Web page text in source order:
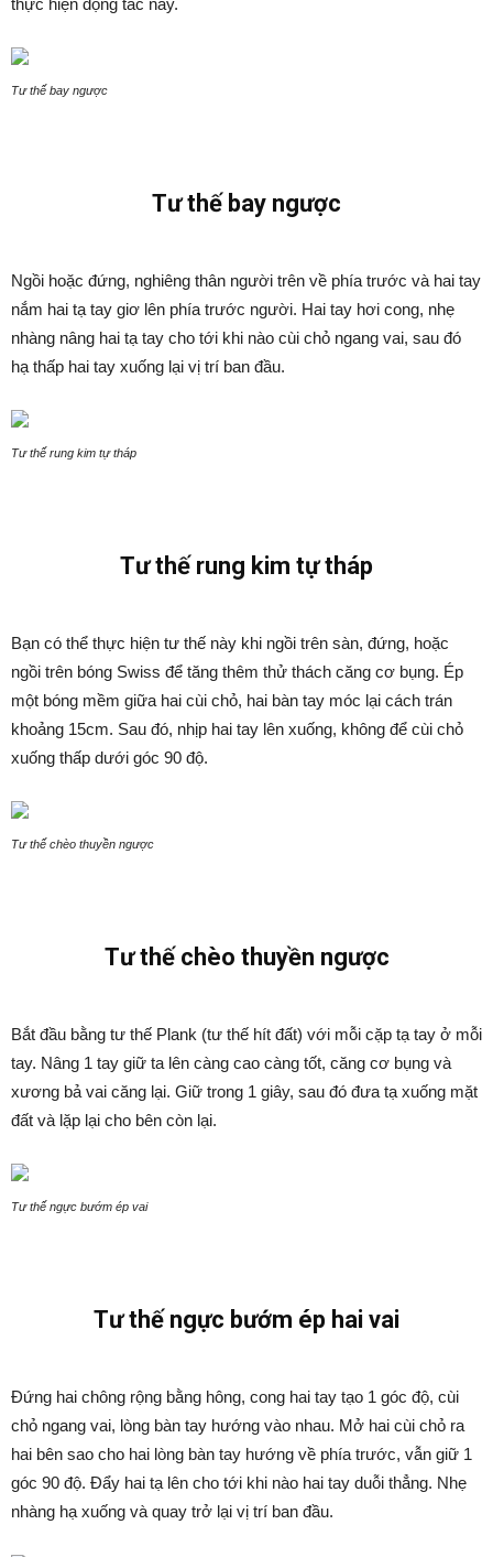
thực hiện động tác này.
Tư thế bay ngược
Tư thế bay ngược
Ngồi hoặc đứng, nghiêng thân người trên về phía trước và hai tay
nắm hai tạ tay giơ lên phía trước người. Hai tay hơi cong, nhẹ
nhàng nâng hai tạ tay cho tới khi nào cùi chỏ ngang vai, sau đó
hạ thấp hai tay xuống lại vị trí ban đầu.
Tư thế rung kim tự tháp
Tư thế rung kim tự tháp
Bạn có thể thực hiện tư thế này khi ngồi trên sàn, đứng, hoặc
ngồi trên bóng Swiss để tăng thêm thử thách căng cơ bụng. Ép
một bóng mềm giữa hai cùi chỏ, hai bàn tay móc lại cách trán
khoảng 15cm. Sau đó, nhịp hai tay lên xuống, không để cùi chỏ
xuống thấp dưới góc 90 độ.
Tư thế chèo thuyền ngược
Tư thế chèo thuyền ngược
Bắt đầu bằng tư thế Plank (tư thế hít đất) với mỗi cặp tạ tay ở mỗi
tay. Nâng 1 tay giữ ta lên càng cao càng tốt, căng cơ bụng và
xương bả vai căng lại. Giữ trong 1 giây, sau đó đưa tạ xuống mặt
đất và lặp lại cho bên còn lại.
Tư thế ngực bướm ép vai
Tư thế ngực bướm ép hai vai
Đứng hai chông rộng bằng hông, cong hai tay tạo 1 góc độ, cùi
chỏ ngang vai, lòng bàn tay hướng vào nhau. Mở hai cùi chỏ ra
hai bên sao cho hai lòng bàn tay hướng về phía trước, vẫn giữ 1
góc 90 độ. Đẩy hai tạ lên cho tới khi nào hai tay duỗi thẳng. Nhẹ
nhàng hạ xuống và quay trở lại vị trí ban đầu.